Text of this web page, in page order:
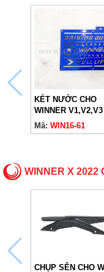
KÉT NƯỚC CHO
WINNER V1,V2,V3
2022) XANH
Mã: WIN16-61
WINNER X 2022
CHỤP SÊN CHO